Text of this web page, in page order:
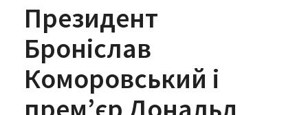
Президент
Броніслав
Коморовський і